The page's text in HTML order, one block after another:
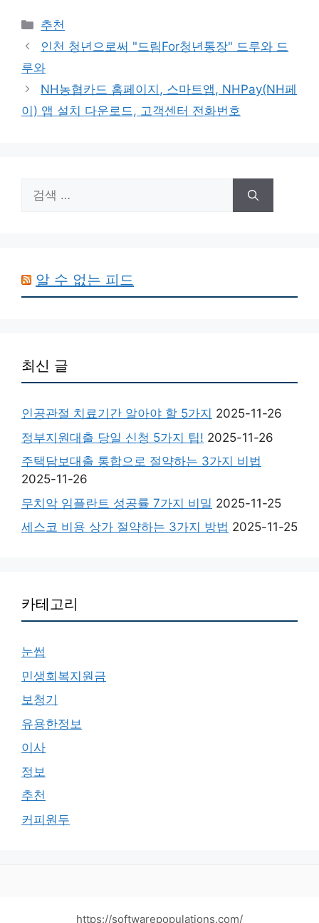
카
테
리
추천
인천 청년으로써 "드림For청년통장" 드루와 드
루와
NH농협카드 홈페이지, 스마트앱, NHPay(NH페
이) 앱 설치 다운로드, 고객센터 전화번호
색:
알 수 없는 피드
최신 글
인공관절 치료기간 알아야 할 5가지 2025-11-26
정부지원대출 당일 신청 5가지 팁! 2025-11-26
주택담보대출 통합으로 절약하는 3가지 비법
2025-11-26
무치악 임플란트 성공률 7가지 비밀 2025-11-25
세스코 비용 상가 절약하는 3가지 방법 2025-11-25
카테고리
눈썹
민생회복지원금
보청기
유용한정보
이사
정보
추천
커피원두
https://softwarepopulations.com/